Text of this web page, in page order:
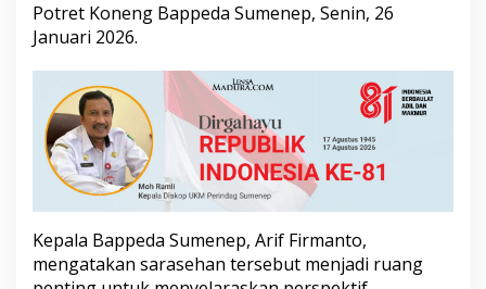
A
h
a
n
g
u
n
a
Potret Koneng Bappeda Sumenep, Senin, 26
Januari 2026.
Kepala Bappeda Sumenep, Arif Firmanto,
mengatakan sarasehan tersebut menjadi ruang